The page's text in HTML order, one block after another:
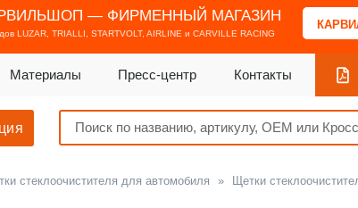
— ФИРМЕННЫЙ МАГАЗИН
LUZAR, TRIALLI, STARTVOLT, AIRLINE и CARVILLE RACING
Материалы Пресс-центр Контакты
стеклоочистителя для автомобиля » Щетки